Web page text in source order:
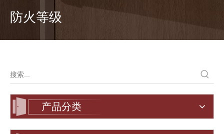
防火等级
产品分类